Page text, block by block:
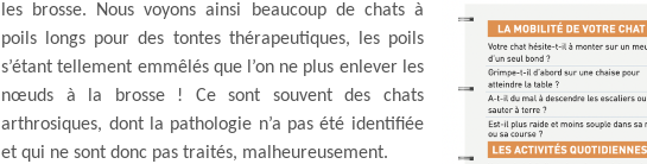
les brosse. Nous voyons ainsi beaucoup de chats à
poils longs pour des tontes thérapeutiques, les poils
s’étant tellement emmêlés que l’on ne plus enlever les
nœuds à la brosse ! Ce sont souvent des chats
arthrosiques, dont la pathologie n’a pas été identifiée
et qui ne sont donc pas traités, malheureusement.